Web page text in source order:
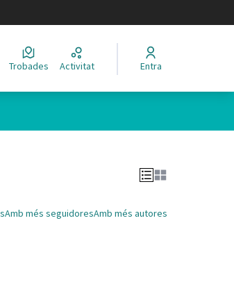
Trobades Activitat Entra
Amb més seguidoresAmb més autores